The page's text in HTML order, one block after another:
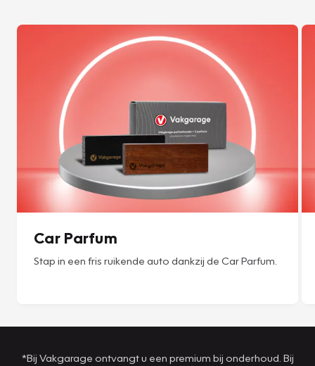
Car Parfum
Stap in een fris ruikende auto dankzij de Car Parfum.
*Bij Vakgarage ontvangt u een premium bij onderhoud. Bij